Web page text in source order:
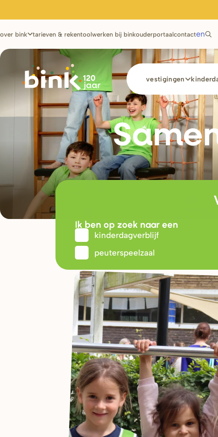
over bink tarieven & rekentoolwerken bij binkouderportaalcontacten
Main
navigationvestigingen
Ik ben op zoek naar een
kinderdagverblijf
peuterspeelzaal